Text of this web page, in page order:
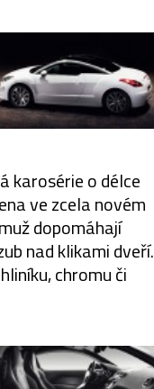
karosérie o délce
ve zcela novém
dopomáhají
nad klikami dveří.
chromu či